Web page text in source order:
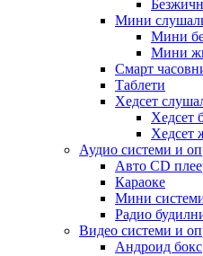
Мини
Мини
Мини
Смарт
Таблети
Хедсет
Хедсет
Хедсет
Аудио системи и
Авто CD
Караоке
Мини
Радио
Видео системи и
Андроид бокс